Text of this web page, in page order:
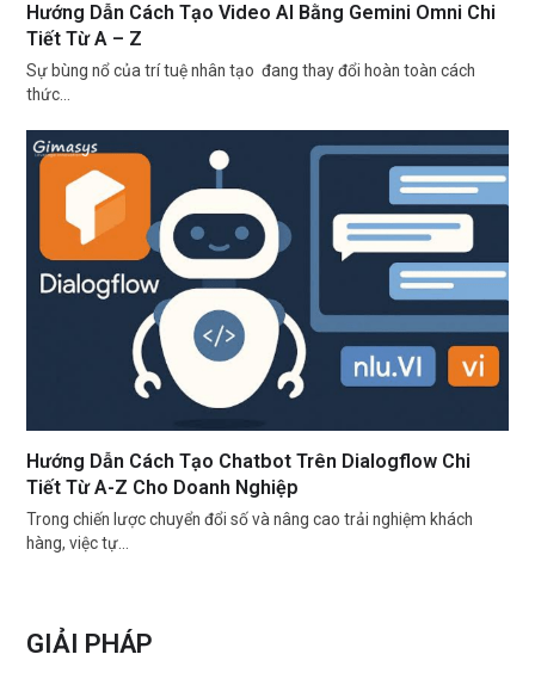
Hướng Dẫn Cách Tạo Video AI Bằng Gemini Omni Chi
Tiết Từ A – Z
Sự bùng nổ của trí tuệ nhân tạo đang thay đổi hoàn toàn cách
thức…
Hướng Dẫn Cách Tạo Chatbot Trên Dialogflow Chi
Tiết Từ A-Z Cho Doanh Nghiệp
Trong chiến lược chuyển đổi số và nâng cao trải nghiệm khách
hàng, việc tự…
GIẢI PHÁP